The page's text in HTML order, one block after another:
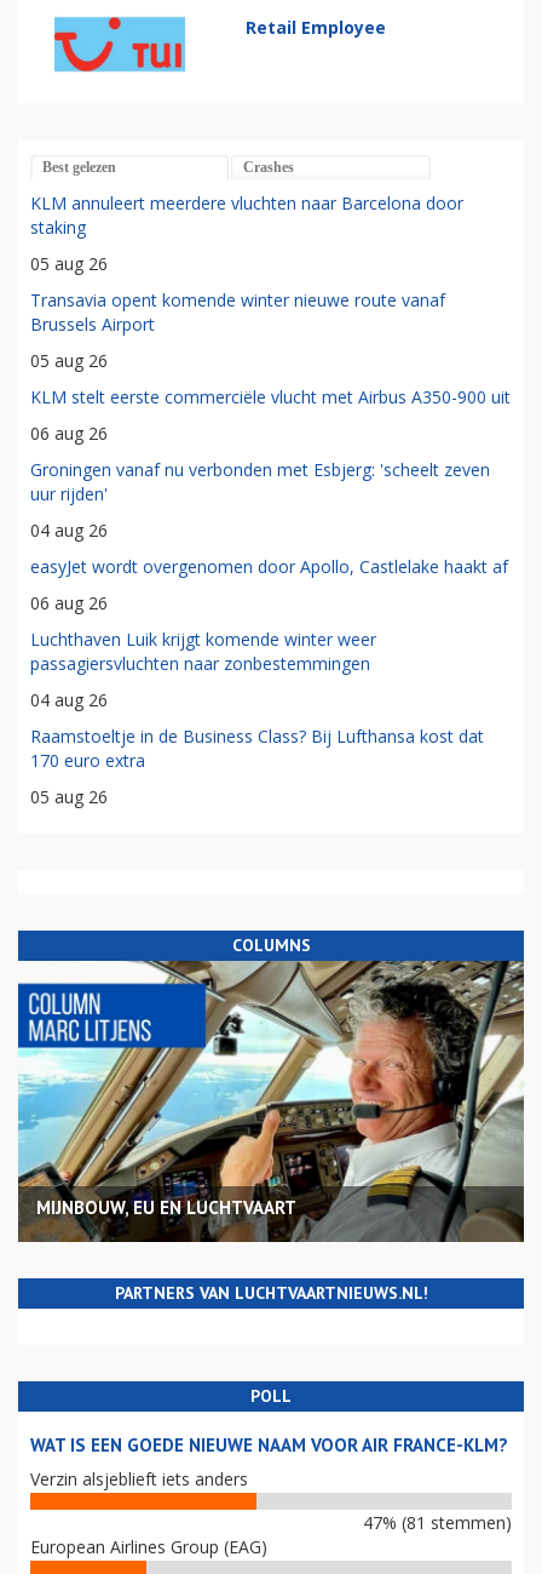
Retail Employee
Best gelezen Crashes
KLM annuleert meerdere vluchten naar Barcelona door
staking
05 aug 26
Transavia opent komende winter nieuwe route vanaf
Brussels Airport
05 aug 26
KLM stelt eerste commerciële vlucht met Airbus A350-900 uit
06 aug 26
Groningen vanaf nu verbonden met Esbjerg: 'scheelt zeven
uur rijden'
04 aug 26
easyJet wordt overgenomen door Apollo, Castlelake haakt af
06 aug 26
Luchthaven Luik krijgt komende winter weer
passagiersvluchten naar zonbestemmingen
04 aug 26
Raamstoeltje in de Business Class? Bij Lufthansa kost dat
170 euro extra
05 aug 26
COLUMNS
MIJNBOUW, EU EN LUCHTVAART
PARTNERS VAN LUCHTVAARTNIEUWS.NL!
POLL
WAT IS EEN GOEDE NIEUWE NAAM VOOR AIR FRANCE-KLM?
Verzin alsjeblieft iets anders
47% (81 stemmen)
European Airlines Group (EAG)